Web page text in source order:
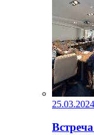
25.03.2024